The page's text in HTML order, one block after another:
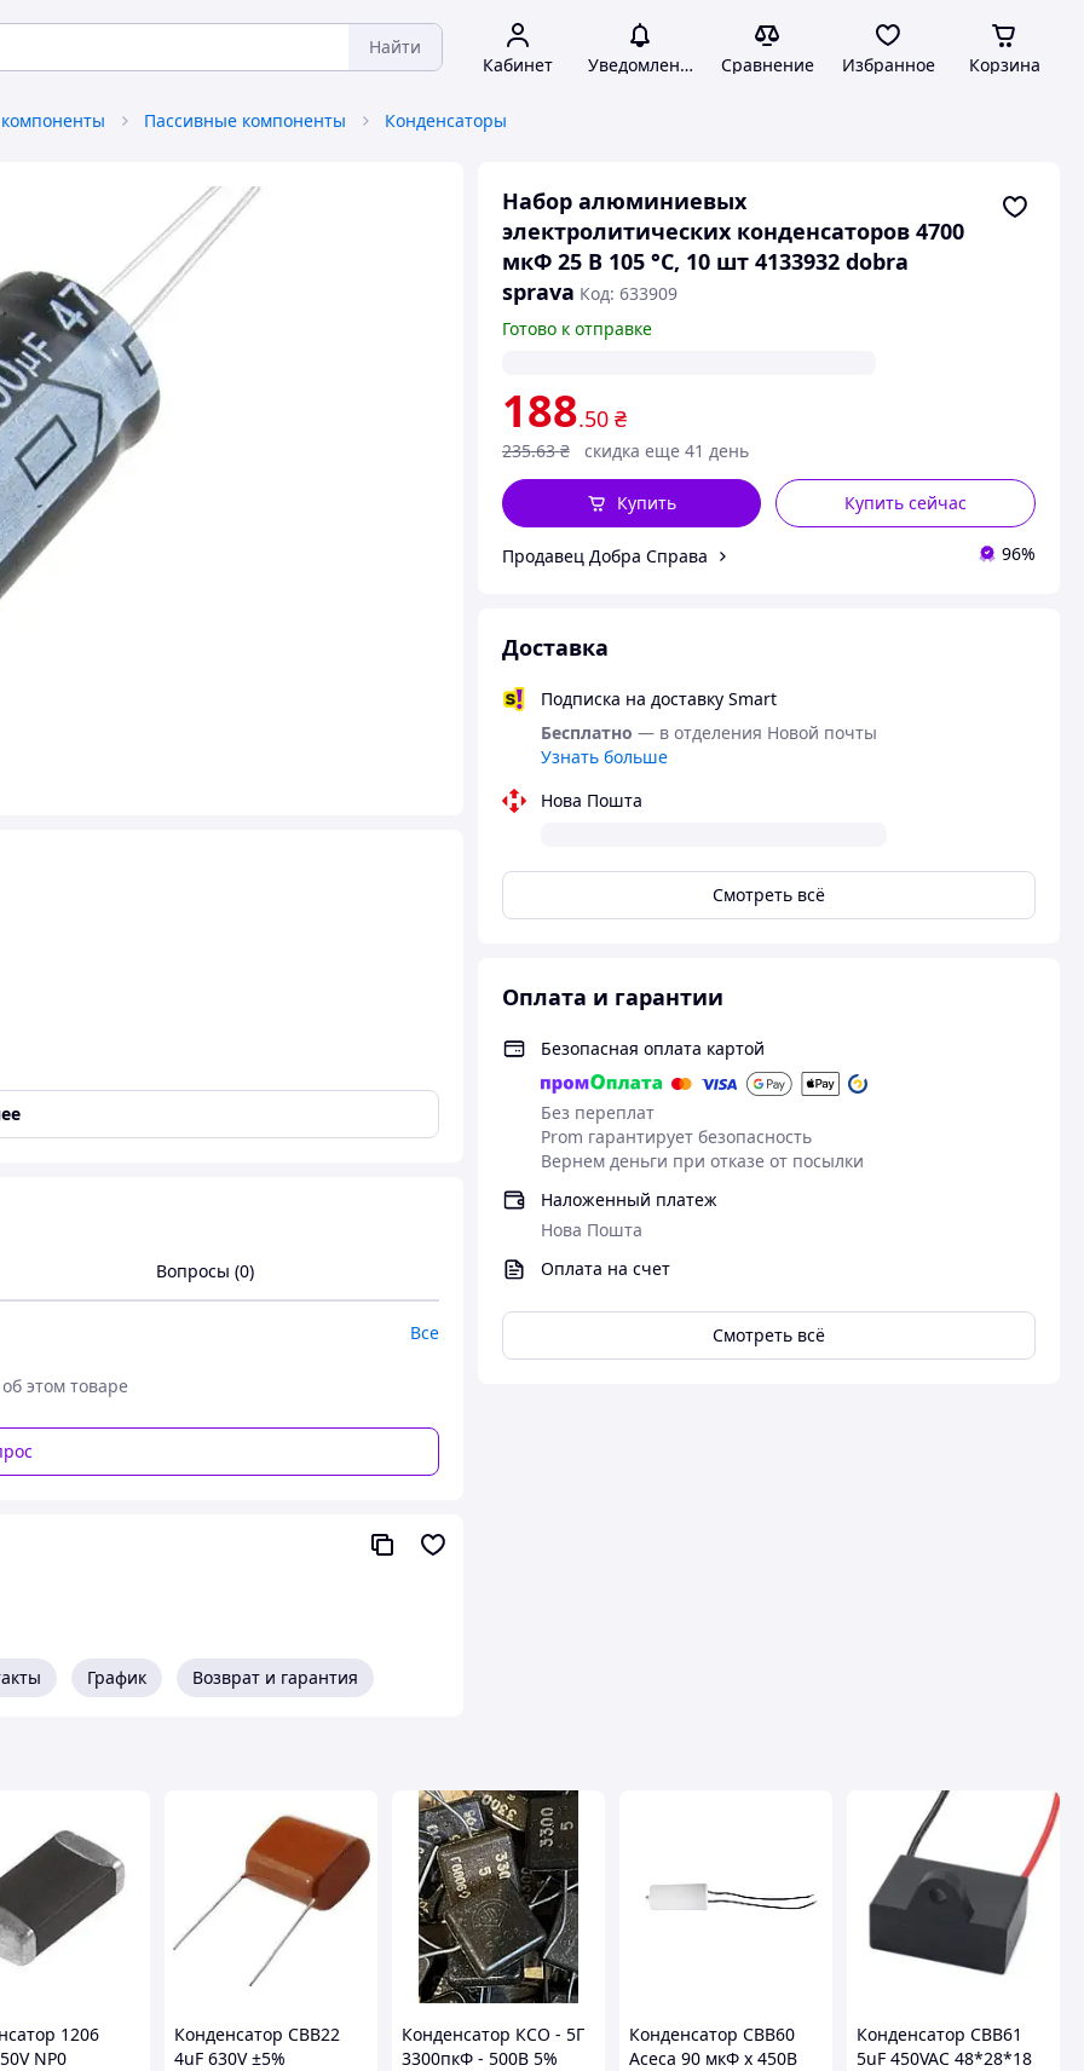
Найти
Кабинет Уведомления Сравнение Избранное Корзина
Пассивные компоненты Конденсаторы
Набор алюминиевых
электролитических конденсаторов 4700
мкФ 25 В 105 °C, 10 шт 4133932 dobra
sprava Код: 633909
Готово к отправке
188.50 ₴
235.63 ₴ скидка еще 41 день
Купить сейчас
Купить
Продавец Добра Справа 96%
Доставка
Подписка на доставку Smart
Бесплатно — в отделения Новой почты
Узнать больше
Нова Пошта
Смотреть всё
Оплата и гарантии
Безопасная оплата картой
Без переплат
Prom гарантирует безопасность
Вернем деньги при отказе от посылки
Наложенный платеж
Нова Пошта
Оплата на счет
Смотреть всё
Вопросы (0)
Все
этом товаре
График Возврат и гарантия
1206
NP0
Конденсатор CBB22
4uF 630V ±5%
Конденсатор КСО - 5Г
3300пкФ - 500В 5%
Конденсатор CBB60
Асеса 90 мкФ x 450В
Конденсатор CBB61
5uF 450VAC 48*28*18